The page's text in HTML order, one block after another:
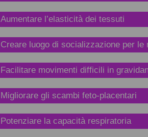
Aumentare l’elasticità dei tessuti
Creare luogo di socializzazione per le
Facilitare movimenti difficili in
Migliorare gli scambi feto-placentari
Potenziare la capacità respiratoria